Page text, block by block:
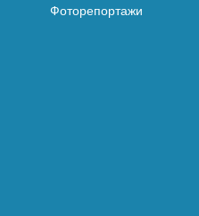
Фоторепортажи